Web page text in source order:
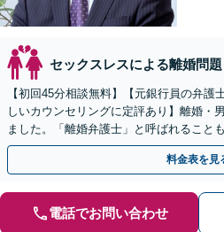
セックスレスによる離婚問題
【初回45分相談無料】【元銀行員の弁護
しいカウンセリングに定評あり】離婚・
ました。「離婚弁護士」と呼ばれること
ず、気軽に相談して暗い日々から解放さ
料金表を見
電話でお問い合わせ